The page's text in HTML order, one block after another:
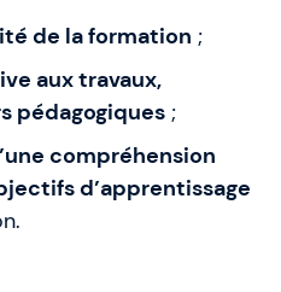
de la formation ;
aux travaux,
pédagogiques ;
compréhension
d’apprentissage